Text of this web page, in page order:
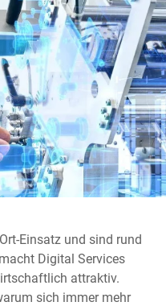
Einsatz und sind rund
Digital Services
attraktiv.
sich immer mehr